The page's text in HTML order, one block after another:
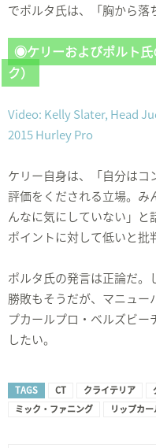
でポルタ氏は、「胸から落
◉ケリーおよびポルト氏
ク）
Video: Kelly Slater, Head
2015 Hurley Pro
ケリー自身は、「自分はコ
評価をくだされる立場。み
んなに気にしていない」と
ポイントに対して低いと批
ポルタ氏の発言は正論だ。
勝敗もそうだが、マニュー
プカールプロ・ベルズビ
したい。
TAGS CT クライテリア
ミック・ファニング
リップカ